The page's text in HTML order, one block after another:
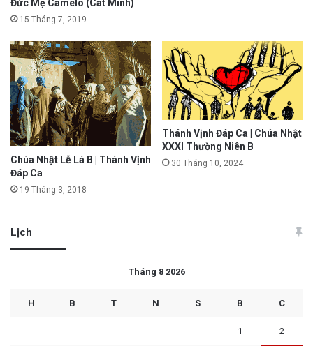
Đức Mẹ Camêlô (Cát Minh)
15 Tháng 7, 2019
Chúa Nhật Lễ Lá B | Thánh Vịnh
Đáp Ca
19 Tháng 3, 2018
Thánh Vịnh Đáp Ca | Chúa Nhật
XXXI Thường Niên B
30 Tháng 10, 2024
Lịch
Tháng 8 2026
H B T N S B C
1 2